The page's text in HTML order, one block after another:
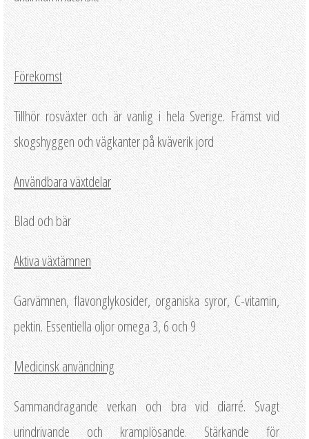
Förekomst
Tillhör rosväxter och är vanlig i hela Sverige. Främst vid
skogshyggen och vägkanter på kväverik jord
Användbara växtdelar
Blad och bär
Aktiva växtämnen
Garvämnen, flavonglykosider, organiska syror, C-vitamin,
pektin. Essentiella oljor omega 3, 6 och 9
Medicinsk användning
Sammandragande verkan och bra vid diarré. Svagt
urindrivande och kramplösande. Stärkande för